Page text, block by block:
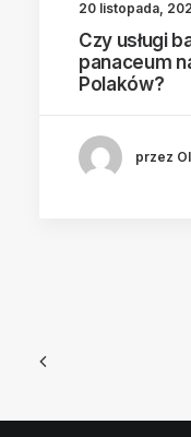
20 listopada,
Czy usługi
panaceum
Polaków?
przez